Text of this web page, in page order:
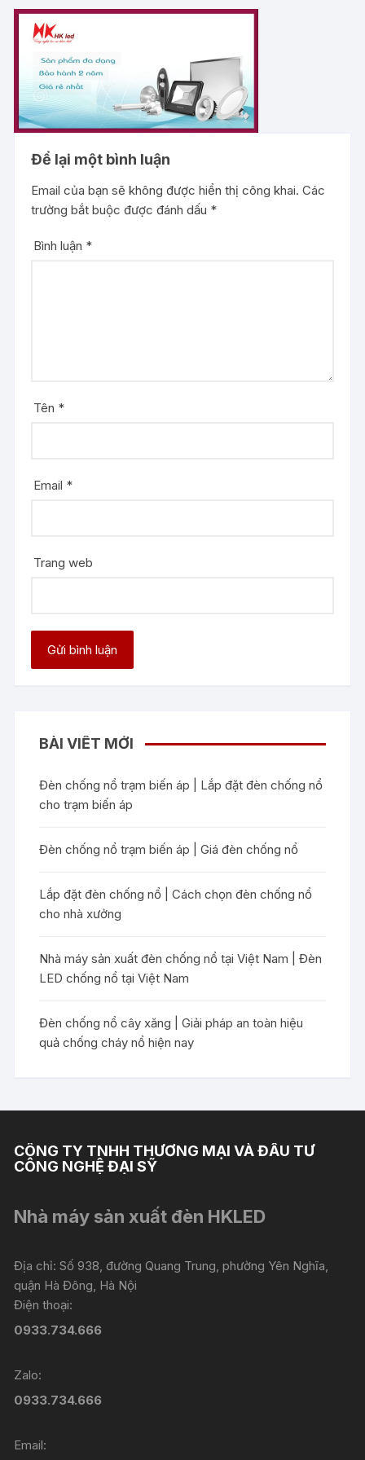
Để lại một bình luận
Email của bạn sẽ không được hiển thị công khai. Các
trường bắt buộc được đánh dấu *
Bình luận *
Tên *
Email *
Trang web
BÀI VIẾT MỚI
Đèn chống nổ trạm biến áp | Lắp đặt đèn chống nổ
cho trạm biến áp
Đèn chống nổ trạm biến áp | Giá đèn chống nổ
Lắp đặt đèn chống nổ | Cách chọn đèn chống nổ
cho nhà xưởng
Nhà máy sản xuất đèn chống nổ tại Việt Nam | Đèn
LED chống nổ tại Việt Nam
Đèn chống nổ cây xăng | Giải pháp an toàn hiệu
quả chống cháy nổ hiện nay
CÔNG TY TNHH THƯƠNG MẠI VÀ ĐẦU TƯ
CÔNG NGHỆ ĐẠI SỸ
Nhà máy sản xuất đèn HKLED
Địa chỉ: Số 938, đường Quang Trung, phường Yên Nghĩa,
quận Hà Đông, Hà Nội
Điện thoại:
0933.734.666
Zalo:
0933.734.666
Email: